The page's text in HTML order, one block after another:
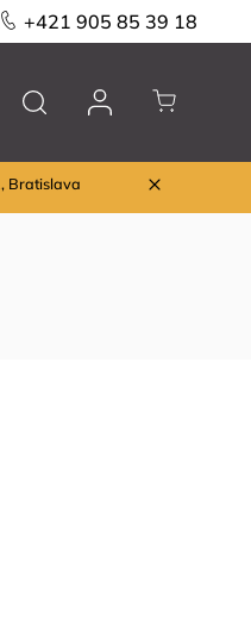
+421 905 85 39 18
Značky
Bratislava